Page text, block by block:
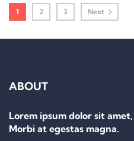
1 2 3 Next
ABOUT
Lorem ipsum dolor sit
Morbi at egestas magna.